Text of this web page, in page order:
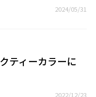
2024/05/31
ティーカラーに
2022/12/23